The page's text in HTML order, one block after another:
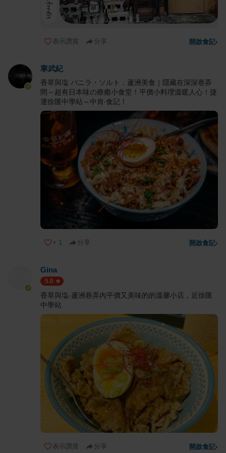
表示讚賞 分享 開啟食記›
寒武紀
香草與塩 バニラ・ソルト．蘆洲美食｜隱藏在深深巷弄
間～超有日本味の療癒小食堂！平價小料理溫暖人心！捷
運徐匯中學站～中肯‧食記！
+ 1 分享 開啟食記›
Gina
5.0
香草與塩-蘆洲巷弄內平價又美味的的溫馨小店，近徐匯
中學站
表示讚賞 分享 開啟食記›